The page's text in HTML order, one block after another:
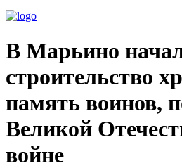
В Марьино
строительство
память воинов,
Великой
войне